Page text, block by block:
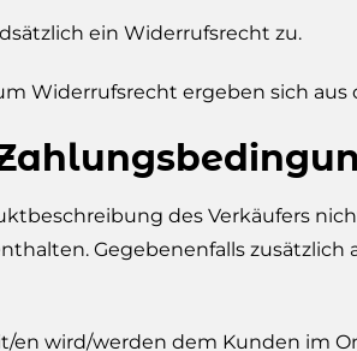
ein Widerrufsrecht zu.
Widerrufsrecht ergeben sich aus
des Verkäufers
Gegebenenfalls
en wird/werden dem Kunden im